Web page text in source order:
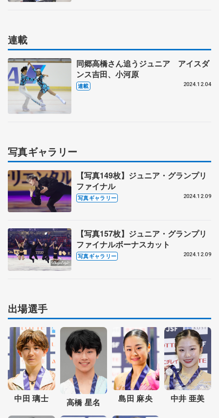
連載
同郷高橋さん追うジュニア アイスダ
ンス吉田、小河原
連載 2024.12.04
写真ギャラリー
【写真149枚】ジュニア・グランプリ
ファイナル
写真ギャラリー 2024.12.09
【写真157枚】ジュニア・グランプリ
ファイナルボーナスカット
写真ギャラリー 2024.12.09
出場選手
中田 璃士 高橋 星名 島田 麻央 中井 亜美